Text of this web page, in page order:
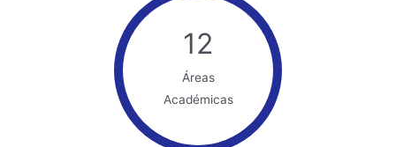
12
Áreas
Académicas